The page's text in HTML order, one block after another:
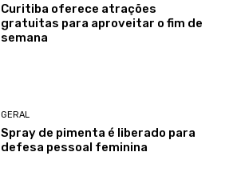
Curitiba oferece atrações
gratuitas para aproveitar o fim de
semana
GERAL
Spray de pimenta é liberado para
defesa pessoal feminina